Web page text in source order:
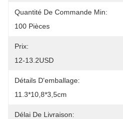
Quantité De Commande Min:
100 Pièces
Prix:
12-13.2USD
Détails D'emballage:
11.3*10,8*3,5cm
Délai De Livraison: